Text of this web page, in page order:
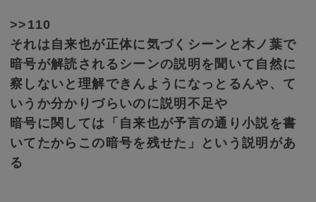
>>110
それは自来也が正体に気づくシーンと木ノ葉で
暗号が解読されるシーンの説明を聞いて自然に
察しないと理解できんようになっとるんや、て
いうか分かりづらいのに説明不足や
暗号に関しては「自来也が予言の通り小説を書
いてたからこの暗号を残せた」という説明があ
る